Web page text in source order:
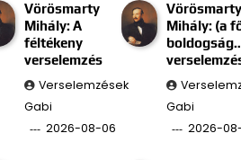
Vörösmarty
Mihály: A
féltékeny
verselemzés
Verselemzések
Gabi
2026-08-06
Vörösmarty
Mihály: (a
Gabi
2026-